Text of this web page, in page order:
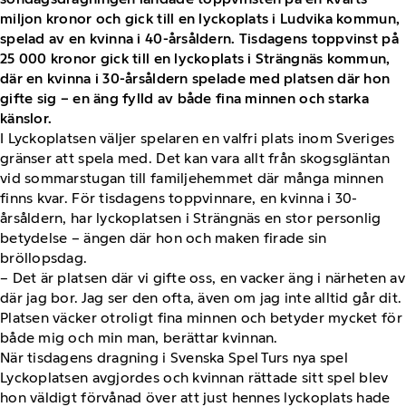
miljon kronor och gick till en lyckoplats i Ludvika kommun,
spelad av en kvinna i 40-årsåldern. Tisdagens toppvinst på
25 000 kronor gick till en lyckoplats i Strängnäs kommun,
där en kvinna i 30-årsåldern spelade med platsen där hon
gifte sig – en äng fylld av både fina minnen och starka
känslor.
I Lyckoplatsen väljer spelaren en valfri plats inom Sveriges
gränser att spela med. Det kan vara allt från skogsgläntan
vid sommarstugan till familjehemmet där många minnen
finns kvar. För tisdagens toppvinnare, en kvinna i 30-
årsåldern, har lyckoplatsen i Strängnäs en stor personlig
betydelse – ängen där hon och maken firade sin
bröllopsdag.
– Det är platsen där vi gifte oss, en vacker äng i närheten av
där jag bor. Jag ser den ofta, även om jag inte alltid går dit.
Platsen väcker otroligt fina minnen och betyder mycket för
både mig och min man, berättar kvinnan.
När tisdagens dragning i Svenska Spel Turs nya spel
Lyckoplatsen avgjordes och kvinnan rättade sitt spel blev
hon väldigt förvånad över att just hennes lyckoplats hade